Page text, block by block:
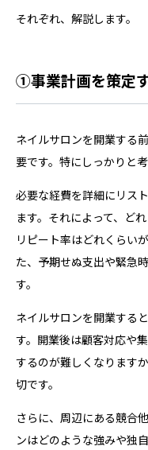
それぞれ、解説します。
①事業計画を策定
ネイルサロンを開業する
要です。特にしっかりと考
必要な経費を詳細にリス
ます。それによって、ど
リピート率はどれくらい
た、予期せぬ支出や緊急
す。
ネイルサロンを開業する
す。開業後は顧客対応や
するのが難しくなります
切です。
さらに、周辺にある競合
ンはどのような強みや独